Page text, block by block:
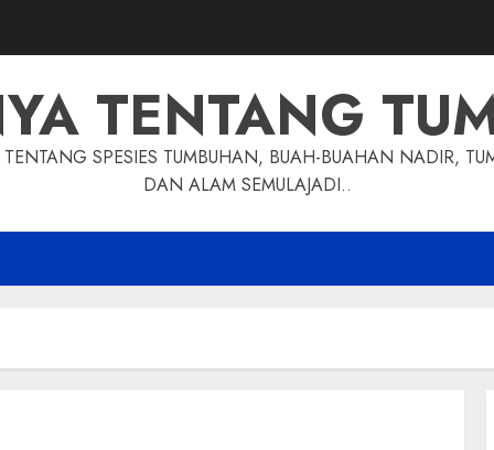
TENTANG
SPESIES TUMBUHAN, BUAH-BUAHAN NADIR,
DAN ALAM SEMULAJADI..